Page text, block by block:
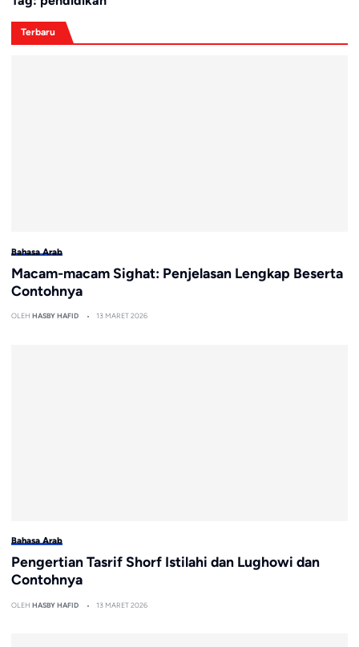
Terbaru
Bahasa Arab
Macam-macam Sighat: Penjelasan Lengkap Beserta
Contohnya
OLEH HASBY HAFID 13 MARET 2026
Bahasa Arab
Pengertian Tasrif Shorf Istilahi dan Lughowi dan
Contohnya
OLEH HASBY HAFID 13 MARET 2026